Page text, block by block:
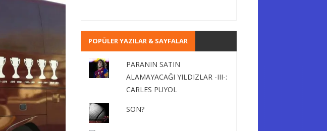
POPÜLER YAZILAR & SAYFALAR
PARANIN SATIN
ALAMAYACAĞI YILDIZLAR -III-:
CARLES PUYOL
SON?